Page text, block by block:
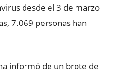
desde el 3 de marzo
7.069 personas han
informó de un brote de